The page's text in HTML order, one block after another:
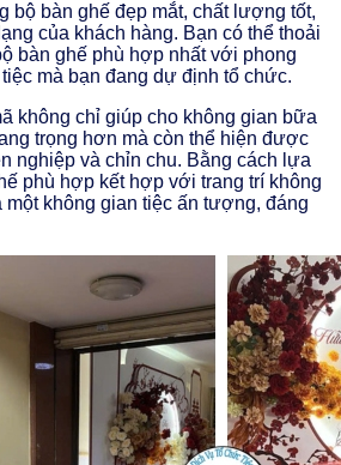
bộ bàn ghế đẹp mắt, chất lượng tốt,
của khách hàng. Bạn có thể thoải
bàn ghế phù hợp nhất với phong
mà bạn đang dự định tổ chức.
không chỉ giúp cho không gian bữa
trọng hơn mà còn thể hiện được
nghiệp và chỉn chu. Bằng cách lựa
phù hợp kết hợp với trang trí không
một không gian tiệc ấn tượng, đáng